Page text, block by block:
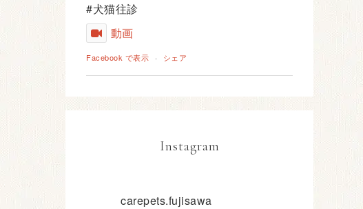
#犬猫往診
動画
Facebook で表示 · シェア
Instagram
carepets.fujisawa